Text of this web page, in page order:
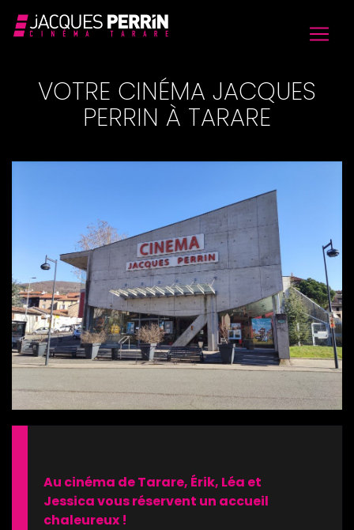
VOTRE CINÉMA JACQUES
PERRIN À TARARE
Au cinéma de Tarare, Érik, Léa et
Jessica vous réservent un accueil
chaleureux !